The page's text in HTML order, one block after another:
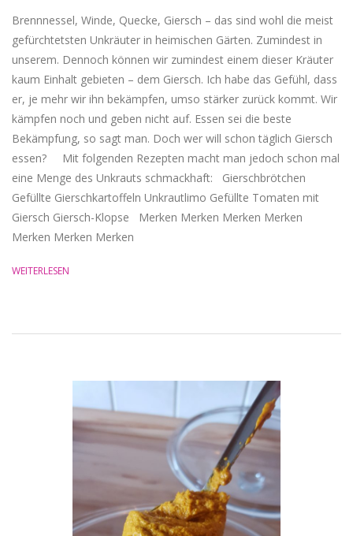
Brennnessel, Winde, Quecke, Giersch – das sind wohl die meist
gefürchtetsten Unkräuter in heimischen Gärten. Zumindest in
unserem. Dennoch können wir zumindest einem dieser Kräuter
kaum Einhalt gebieten – dem Giersch. Ich habe das Gefühl, dass
er, je mehr wir ihn bekämpfen, umso stärker zurück kommt. Wir
kämpfen noch und geben nicht auf. Essen sei die beste
Bekämpfung, so sagt man. Doch wer will schon täglich Giersch
essen? Mit folgenden Rezepten macht man jedoch schon mal
eine Menge des Unkrauts schmackhaft: Gierschbrötchen
Gefüllte Gierschkartoffeln Unkrautlimo Gefüllte Tomaten mit
Giersch Giersch-Klopse Merken Merken Merken Merken
Merken Merken Merken
WEITERLESEN